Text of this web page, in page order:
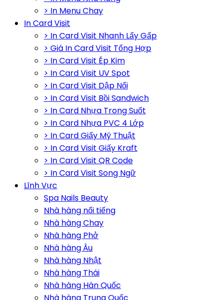
> In Menu Chay
In Card Visit
> In Card Visit Nhanh Lấy Gấp
> Giá In Card Visit Tổng Hợp
> In Card Visit Ép Kim
> In Card Visit UV Spot
> In Card Visit Dập Nổi
> In Card Visit Bồi Sandwich
> In Card Nhựa Trong Suốt
> In Card Nhựa PVC 4 Lớp
> In Card Giấy Mỹ Thuật
> In Card Visit Giấy Kraft
> In Card Visit QR Code
> In Card Visit Song Ngữ
Lĩnh Vực
Spa Nails Beauty
Nhà hàng nổi tiếng
Nhà hàng Chay
Nhà hàng Phở
Nhà hàng Âu
Nhà hàng Nhật
Nhà hàng Thái
Nhà hàng Hàn Quốc